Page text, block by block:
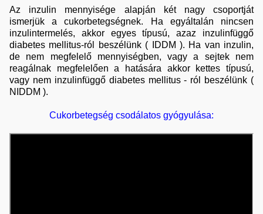
Az inzulin mennyisége alapján két nagy csoportját
ismerjük a cukorbetegségnek. Ha egyáltalán nincsen
inzulintermelés, akkor egyes típusú, azaz inzulinfüggő
diabetes mellitus-ról beszélünk ( IDDM ). Ha van inzulin,
de nem megfelelő mennyiségben, vagy a sejtek nem
reagálnak megfelelően a hatására akkor kettes típusú,
vagy nem inzulinfüggő diabetes mellitus - ról beszélünk (
NIDDM ).
Cukorbetegség csodálatos gyógyulása: